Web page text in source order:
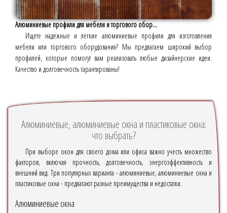
Алюминиевые профили для мебели и торгового обор...
Ищете надёжные и лёгкие алюминиевые профили для изготовления
мебели или торгового оборудования? Мы предлагаем широкий выбор
профилей, которые помогут вам реализовать любые дизайнерские идеи.
Качество и долговечность гарантированы!
Алюминиевые, алюминиевые окна и пластиковые окна:
что выбрать?
При выборе окон для своего дома или офиса важно учесть множество
факторов, включая прочность, долговечность, энергоэффективность и
внешний вид. Три популярных варианта - алюминиевые, алюминиевые окна и
пластиковые окна - предлагают разные преимущества и недостатки.
Алюминиевые окна